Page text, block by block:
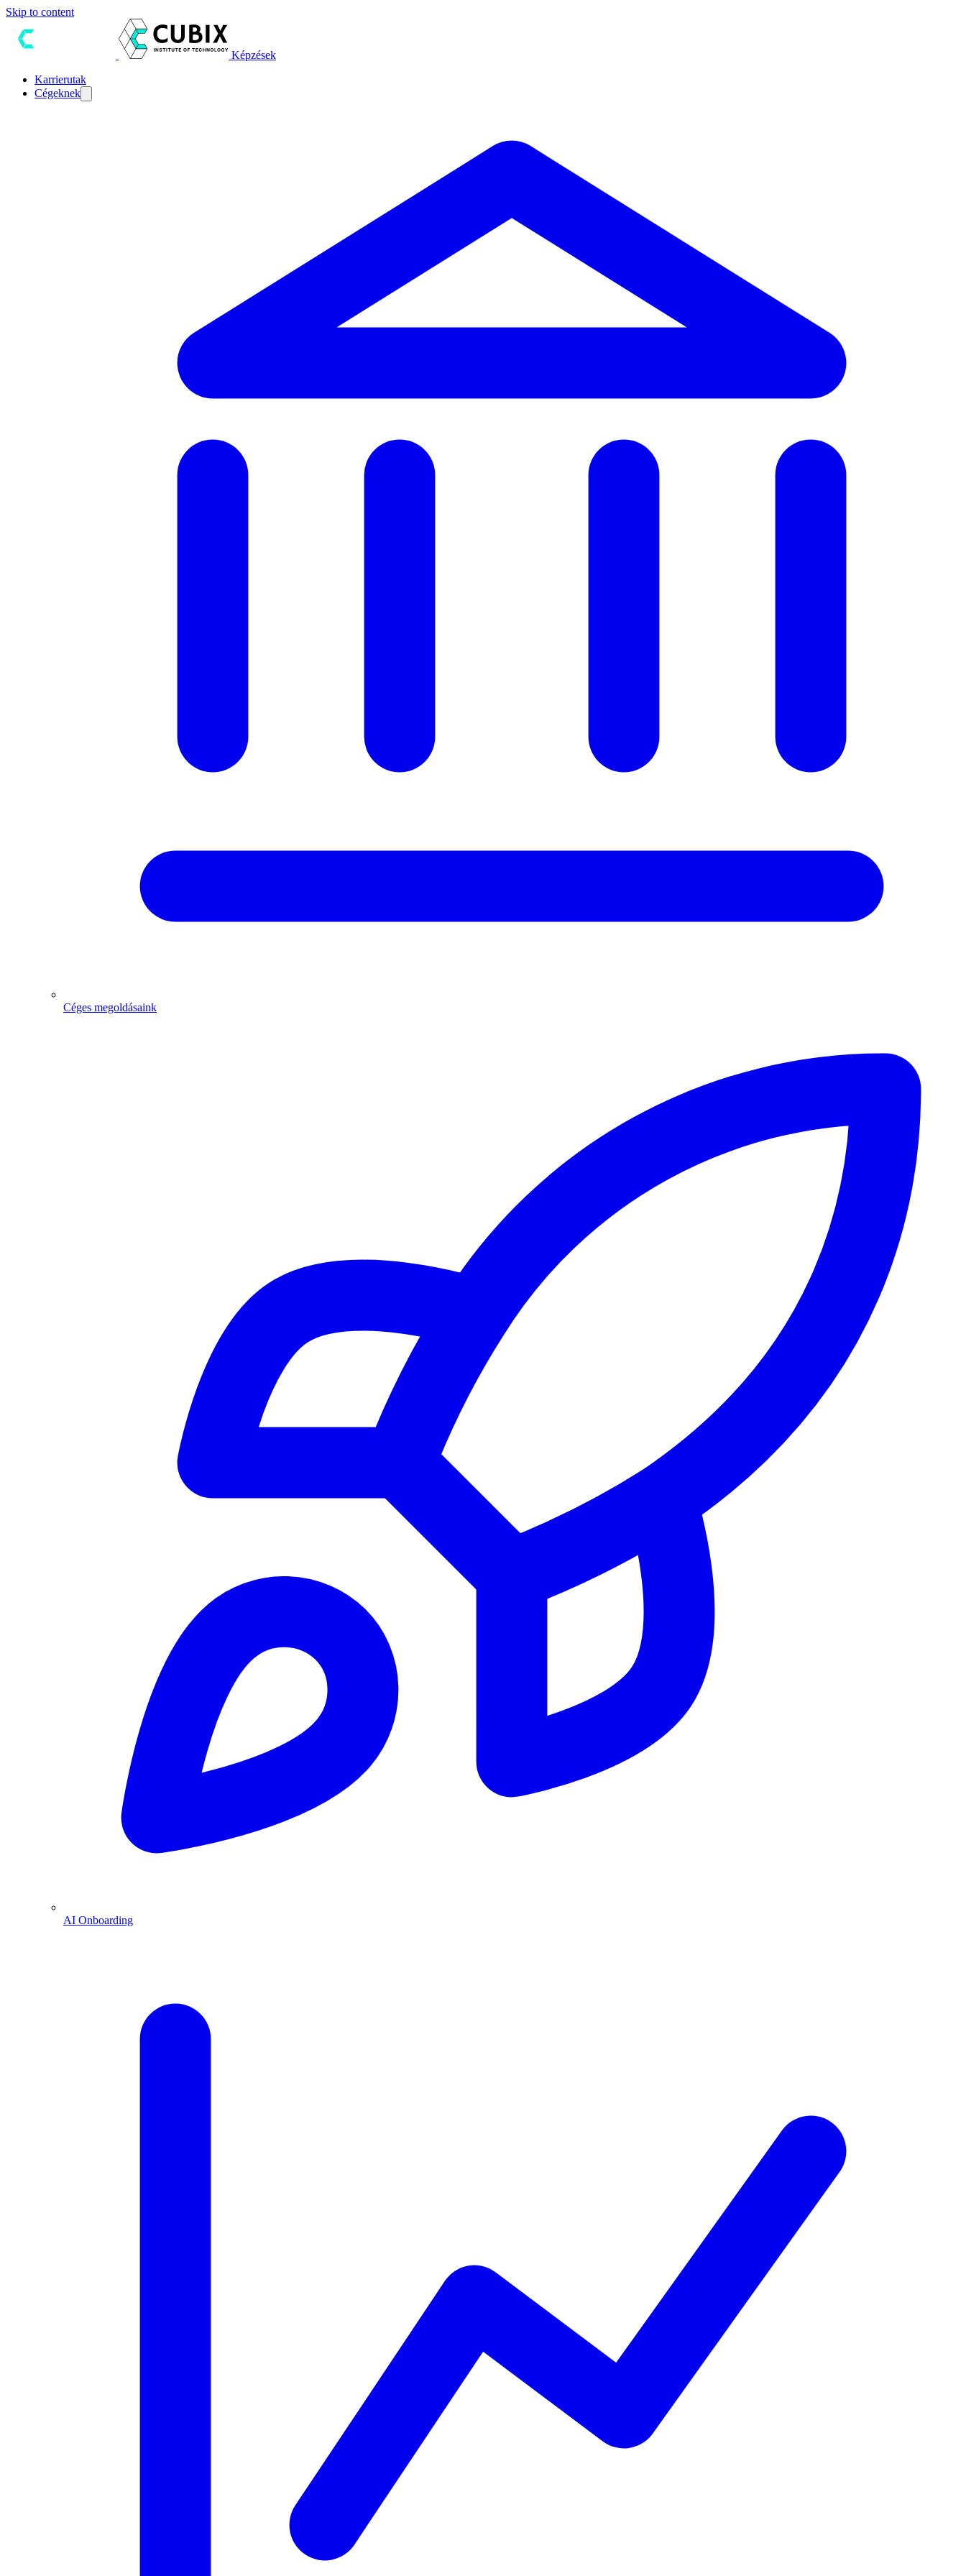
Skip to content
Képzések
Karrierutak
Cégeknek
Céges megoldásaink
AI Onboarding